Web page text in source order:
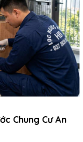
Chung Cư An